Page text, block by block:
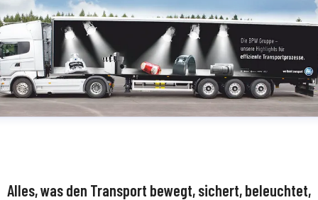
Alles, was den Transport bewegt, sichert, beleuchtet,